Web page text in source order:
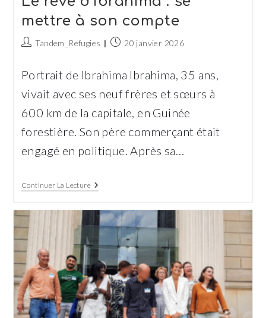
mettre à son compte
Auteur/autrice
publication :
Tandem_Refugies
Publication
20 janvier 2026
Portrait de Ibrahima Ibrahima, 35 ans,
vivait avec ses neuf frères et sœurs à
600 km de la capitale, en Guinée
forestière. Son père commerçant était
engagé en politique. Après sa…
Continuer La LectureLe
Rêve
Se
Mettre
Compte